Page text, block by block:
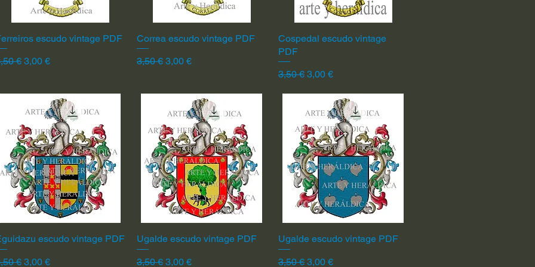
Vista rápida
escudo vintage PDF
€ Precio de oferta
3,00 €
Vista rápida
Correa escudo vintage PDF
Precio
3,50 € Precio de oferta
3,00 €
Vista rápida
Cospedal escudo vintage
PDF
Precio
3,50 € Precio de oferta
3,00 €
Vista rápida
escudo vintage PDF
€ Precio de oferta
3,00 €
Vista rápida
Ugalde escudo vintage PDF
Precio
3,50 € Precio de oferta
3,00 €
Vista rápida
Ugalde escudo vintage PDF
Precio
3,50 € Precio de oferta
3,00 €